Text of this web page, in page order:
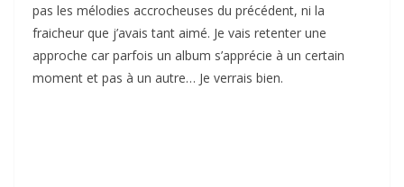
pas les mélodies accrocheuses du précédent, ni la
fraicheur que j’avais tant aimé. Je vais retenter une
approche car parfois un album s’apprécie à un certain
moment et pas à un autre… Je verrais bien.